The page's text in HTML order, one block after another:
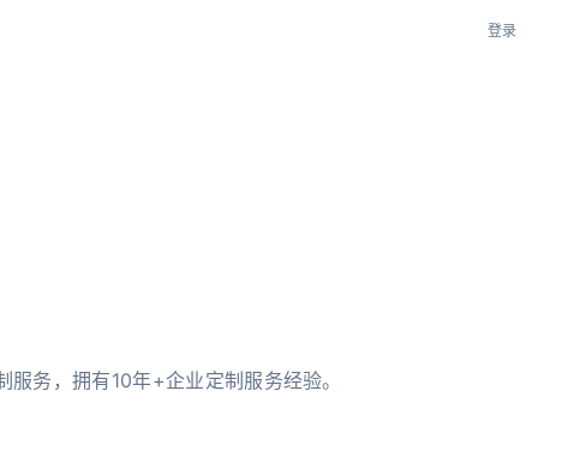
登录
务，拥有10年+企业定制服务经验。